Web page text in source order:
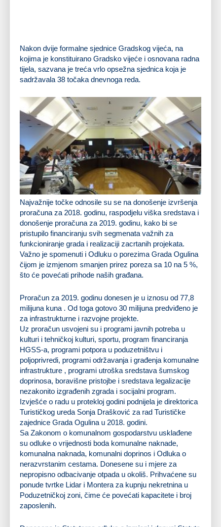
Nakon dvije formalne sjednice Gradskog vijeća, na
kojima je konstituirano Gradsko vijeće i osnovana radna
tijela, sazvana je treća vrlo opsežna sjednica koja je
sadržavala 38 točaka dnevnoga reda.
Najvažnije točke odnosile su se na donošenje izvršenja
proračuna za 2018. godinu, raspodjelu viška sredstava i
donošenje proračuna za 2019. godinu, kako bi se
pristupilo financiranju svih segmenata važnih za
funkcioniranje grada i realizaciji zacrtanih projekata.
Važno je spomenuti i Odluku o porezima Grada Ogulina
čijom je izmjenom smanjen prirez poreza sa 10 na 5 %,
što će povećati prihode naših građana.
Proračun za 2019. godinu donesen je u iznosu od 77,8
milijuna kuna . Od toga gotovo 30 milijuna predviđeno je
za infrastrukturne i razvojne projekte.
Uz proračun usvojeni su i programi javnih potreba u
kulturi i tehničkoj kulturi, sportu, program financiranja
HGSS-a, programi potpora u poduzetništvu i
poljoprivredi, programi održavanja i građenja komunalne
infrastrukture , programi utroška sredstava šumskog
doprinosa, boravišne pristojbe i sredstava legalizacije
nezakonito izgrađenih zgrada i socijalni program.
Izvješće o radu u protekloj godini podnijela je direktorica
Turističkog ureda Sonja Drašković za rad Turističke
zajednice Grada Ogulina u 2018. godini.
Sa Zakonom o komunalnom gospodarstvu usklađene
su odluke o vrijednosti boda komunalne naknade,
komunalna naknada, komunalni doprinos i Odluka o
nerazvrstanim cestama. Donesene su i mjere za
nepropisno odbacivanje otpada u okoliš. Prihvaćene su
ponude tvrtke Lidar i Montera za kupnju nekretnina u
Poduzetničkoj zoni, čime će povećati kapacitete i broj
zaposlenih.